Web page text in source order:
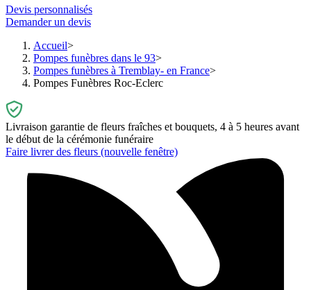
Devis personnalisés
Demander un devis
Accueil
Pompes funèbres dans le 93
Pompes funèbres à Tremblay- en France
Pompes Funèbres Roc-Eclerc
Livraison garantie de fleurs fraîches et bouquets, 4 à 5 heures avant
le début de la cérémonie funéraire
Faire livrer des fleurs (nouvelle fenêtre)